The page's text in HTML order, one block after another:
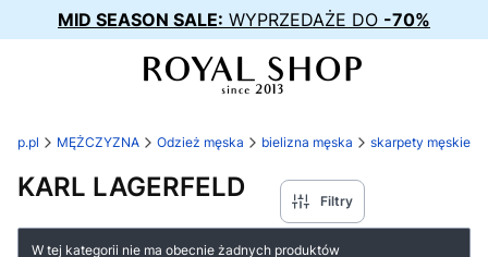
MID SEASON SALE: WYPRZEDAŻE DO -70%
MĘŻCZYZNA Odzież męska bielizna męska skarpety męskie
KARL LAGERFELD Filtry
Lista produktów
W tej kategorii nie ma obecnie żadnych produktów